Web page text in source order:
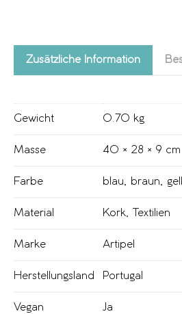
Zusätzliche Information
Gewicht 0.70 kg
Masse 40 × 28 × 9 cm
Farbe blau, braun,
Material Kork, Textilien
Marke Artipel
Herstellungsland Portugal
Vegan Ja